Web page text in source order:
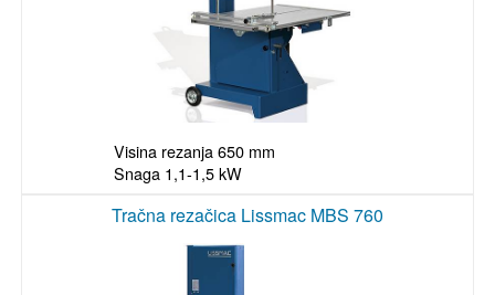
Visina rezanja 650 mm
Snaga 1,1-1,5 kW
Tračna rezačica Lissmac MBS 760